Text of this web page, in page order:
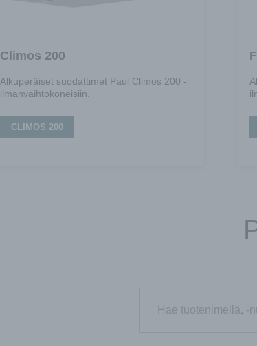
Climos 200
Alkuperäiset suodattimet Paul Climos 200 -
ilmanvaihtokoneisiin.
CLIMOS 200